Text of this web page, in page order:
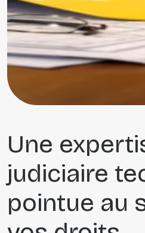
Une
judiciaire
pointue au